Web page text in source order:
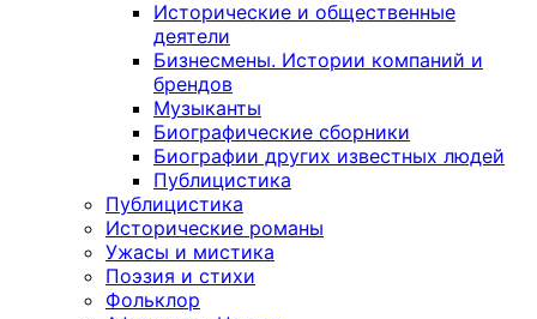
Исторические и общественные
деятели
Бизнесмены. Истории компаний и
брендов
Музыканты
Биографические сборники
Биографии других известных людей
Публицистика
Публицистика
Исторические романы
Ужасы и мистика
Поэзия и стихи
Фольклор